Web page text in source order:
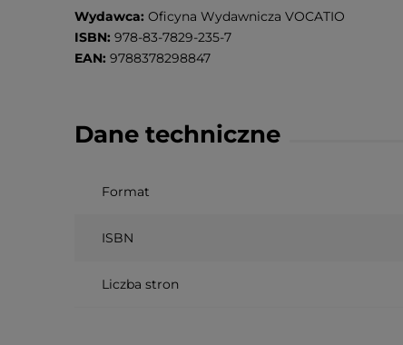
Wydawca: Oficyna Wydawnicza VOCATIO
ISBN: 978-83-7829-235-7
EAN: 9788378298847
Dane techniczne
Format
ISBN
Liczba stron